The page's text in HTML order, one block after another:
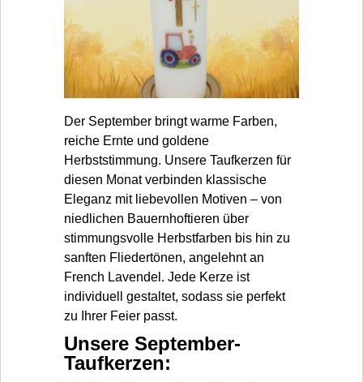
Der September bringt warme Farben,
reiche Ernte und goldene
Herbststimmung. Unsere Taufkerzen für
diesen Monat verbinden klassische
Eleganz mit liebevollen Motiven – von
niedlichen Bauernhoftieren über
stimmungsvolle Herbstfarben bis hin zu
sanften Fliedertönen, angelehnt an
French Lavendel. Jede Kerze ist
individuell gestaltet, sodass sie perfekt
zu Ihrer Feier passt.
Unsere September-
Taufkerzen: